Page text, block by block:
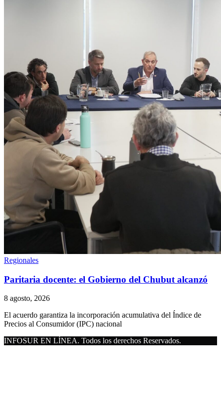
Regionales
Paritaria docente: el Gobierno del Chubut alcanzó
8 agosto, 2026
El acuerdo garantiza la incorporación acumulativa del Índice de
Precios al Consumidor (IPC) nacional
INFOSUR EN LÍNEA. Todos los derechos Reservados.